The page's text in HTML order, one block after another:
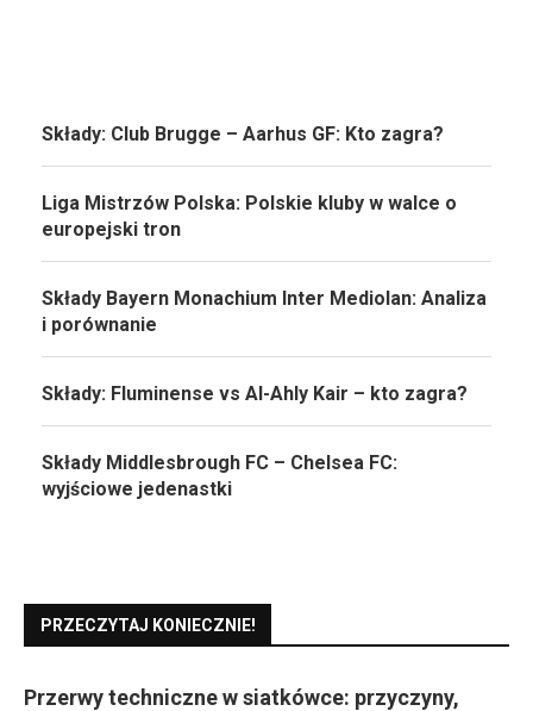
Składy: Club Brugge – Aarhus GF: Kto zagra?
Liga Mistrzów Polska: Polskie kluby w walce o
europejski tron
Składy Bayern Monachium Inter Mediolan: Analiza
i porównanie
Składy: Fluminense vs Al-Ahly Kair – kto zagra?
Składy Middlesbrough FC – Chelsea FC:
wyjściowe jedenastki
PRZECZYTAJ KONIECZNIE!
Przerwy techniczne w siatkówce: przyczyny,